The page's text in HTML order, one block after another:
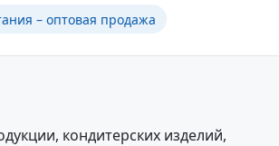
– оптовая продажа
кондитерских изделий,